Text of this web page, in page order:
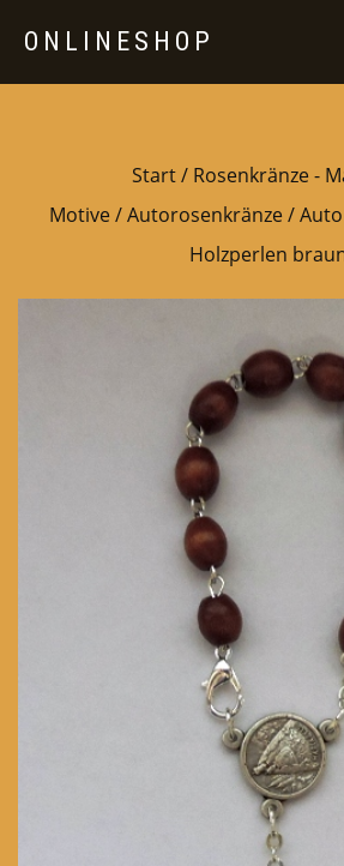
ONLINESHOP
Start/ Rosenkränze -
Motive/Autorosenkränze/
Holzperlen